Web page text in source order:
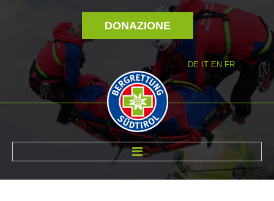
DONAZIONE
DE IT EN FR